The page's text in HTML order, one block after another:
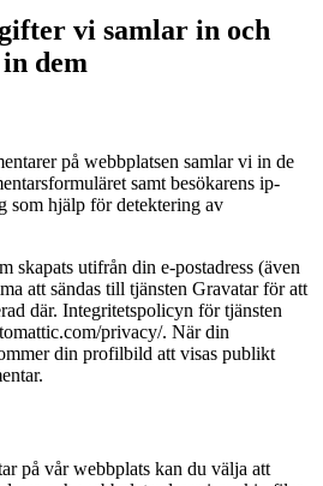
vi samlar in och
dem
på webbplatsen samlar vi in de
samt besökarens ip-
som hjälp för detektering av
skapats utifrån din e-postadress (även
att sändas till tjänsten Gravatar för att
där. Integritetspolicyn för tjänsten
privacy/. När din
din profilbild att visas publikt
på vår webbplats kan du välja att